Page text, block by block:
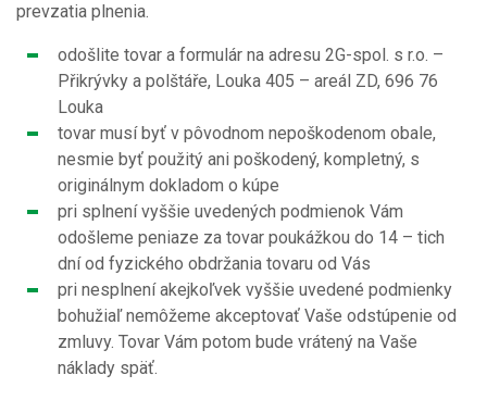
prevzatia plnenia.
odošlite tovar a formulár na adresu 2G-spol. s r.o. –
Přikrývky a polštáře, Louka 405 – areál ZD, 696 76
Louka
tovar musí byť v pôvodnom nepoškodenom obale,
nesmie byť použitý ani poškodený, kompletný, s
originálnym dokladom o kúpe
pri splnení vyššie uvedených podmienok Vám
odošleme peniaze za tovar poukážkou do 14 – tich
dní od fyzického obdržania tovaru od Vás
pri nesplnení akejkoľvek vyššie uvedené podmienky
bohužiaľ nemôžeme akceptovať Vaše odstúpenie od
zmluvy. Tovar Vám potom bude vrátený na Vaše
náklady späť.